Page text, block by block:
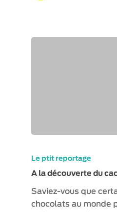
Le ptit reportage
A la découverte du
Saviez-vous que
chocolats au monde